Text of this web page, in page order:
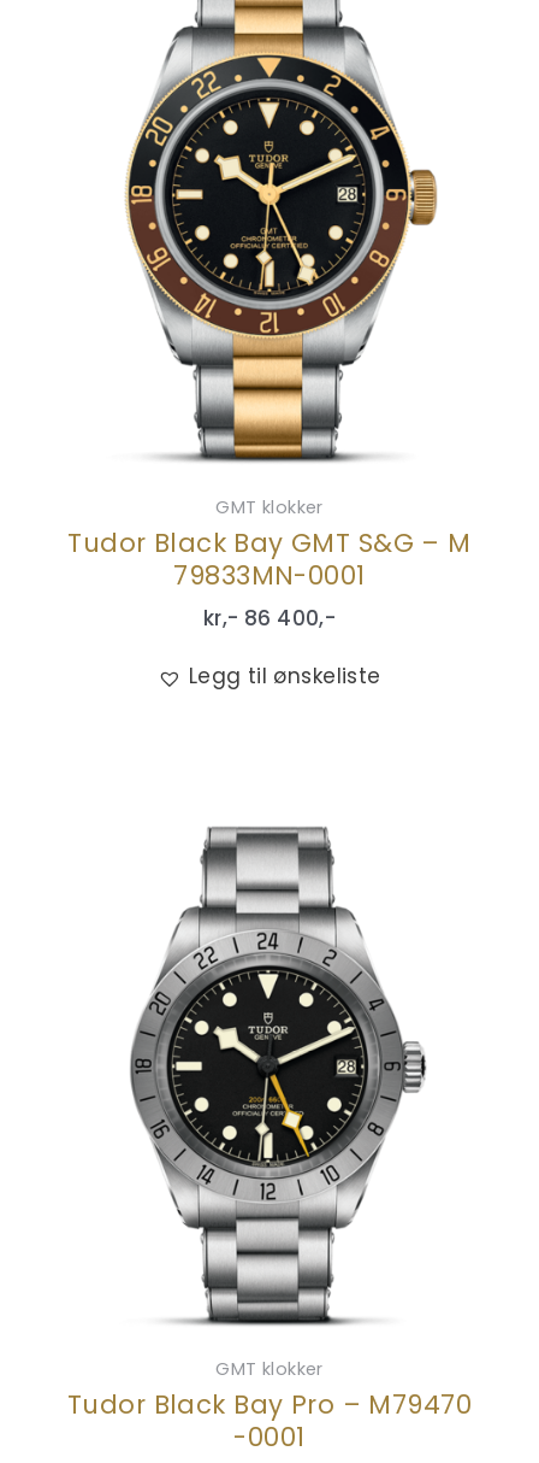
GMT klokker
Tudor Black Bay GMT S&G – M
79833MN-0001
kr,- 86 400,-
Legg til ønskeliste
GMT klokker
Tudor Black Bay Pro – M79470
-0001